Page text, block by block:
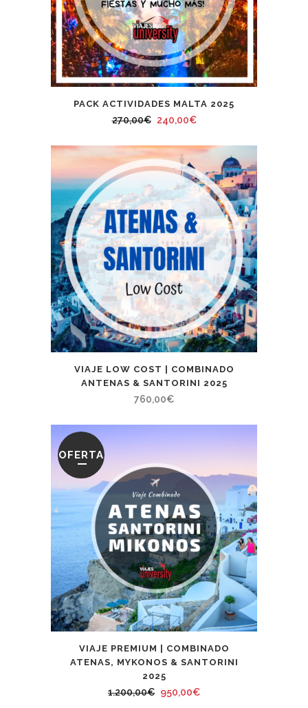
PACK ACTIVIDADES MALTA 2025
270,00€ El
original
era:
270,00€.
240,00€El
actual
es:
240,00€.
VIAJE LOW COST | COMBINADO
ANTENAS & SANTORINI 2025
760,00€
OFERTA
VIAJE PREMIUM | COMBINADO
ATENAS, MYKONOS & SANTORINI
2025
1.200,00€ El
950,00€El